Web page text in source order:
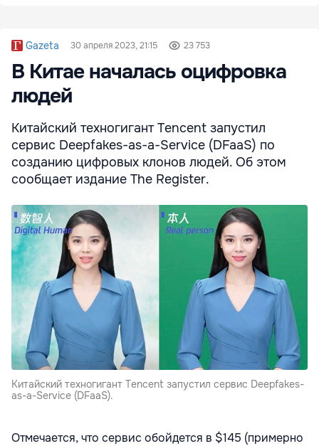
Gazeta 30 апреля 2023, 21:15 23 753
В Китае началась оцифровка
людей
Китайский техногигант Tencent запустил
сервис Deepfakes-as-a-Service (DFaaS) по
созданию цифровых клонов людей. Об этом
сообщает издание The Register.
Китайский техногигант Tencent запустил сервис Deepfakes-
as-a-Service (DFaaS).
Отмечается, что сервис обойдется в $145 (примерно